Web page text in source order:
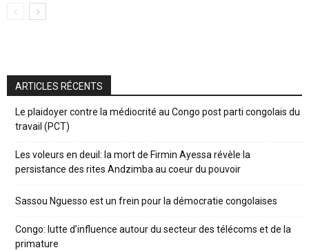
ARTICLES RÉCENTS
Le plaidoyer contre la médiocrité au Congo post parti congolais du
travail (PCT)
Les voleurs en deuil: la mort de Firmin Ayessa révèle la
persistance des rites Andzimba au coeur du pouvoir
Sassou Nguesso est un frein pour la démocratie congolaises
Congo: lutte d’influence autour du secteur des télécoms et de la
primature